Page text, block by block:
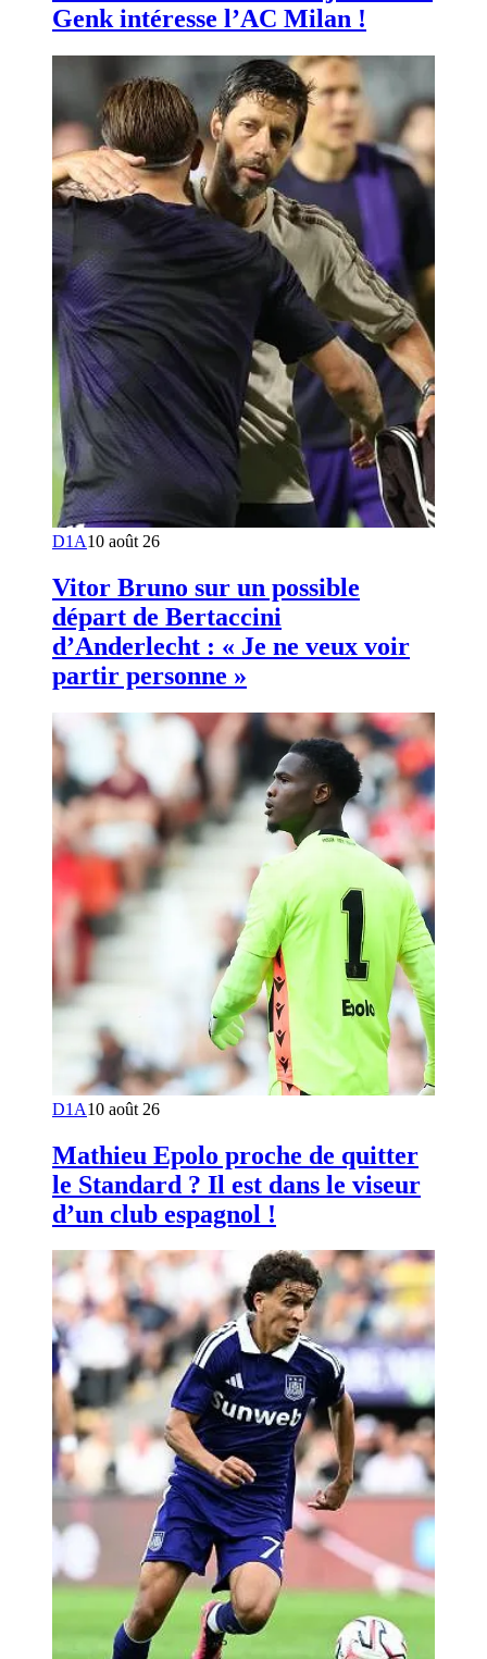
Genk intéresse l’AC Milan !
D1A10 août 26
Vitor Bruno sur un possible
départ de Bertaccini
d’Anderlecht : « Je ne veux voir
partir personne »
D1A10 août 26
Mathieu Epolo proche de quitter
le Standard ? Il est dans le viseur
d’un club espagnol !